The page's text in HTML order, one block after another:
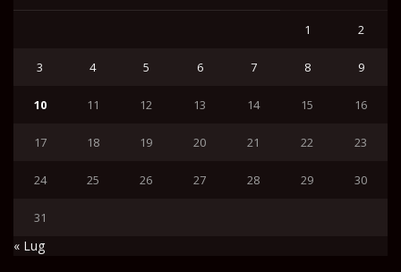
1 2
3 4 5 6 7 8 9
10 11 12 13 14 15 16
17 18 19 20 21 22 23
24 25 26 27 28 29 30
31
« Lug